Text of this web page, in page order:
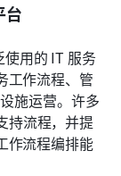
台
用的 IT 服务
工作流程、管
施运营。许多
持流程，并提
作流程编排能